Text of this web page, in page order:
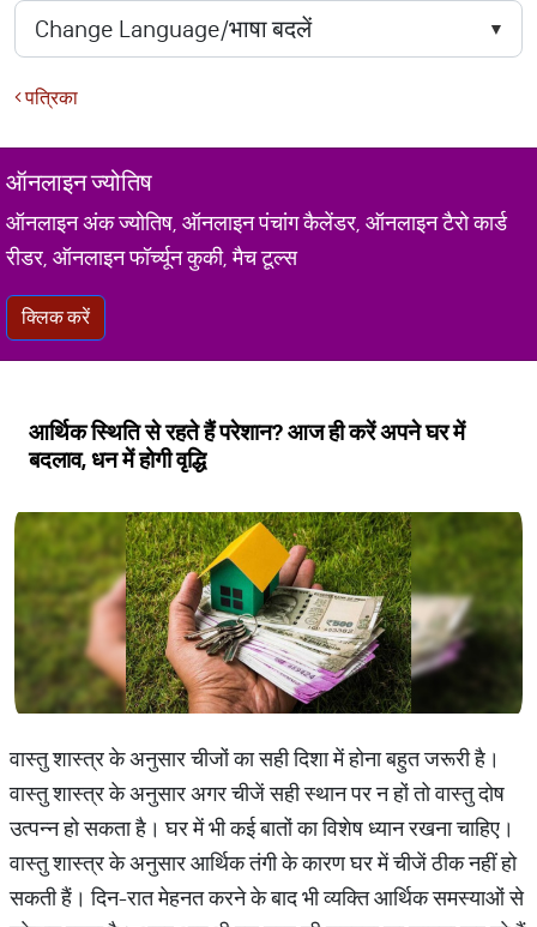
पत्रिका
ऑनलाइन ज्योतिष
ऑनलाइन अंक ज्योतिष, ऑनलाइन पंचांग कैलेंडर, ऑनलाइन टैरो कार्ड
रीडर, ऑनलाइन फॉर्च्यून कुकी, मैच टूल्स
क्लिक करें
आर्थिक स्थिति से रहते हैं परेशान? आज ही करें अपने घर में
बदलाव, धन में होगी वृद्धि
वास्तु शास्त्र के अनुसार चीजों का सही दिशा में होना बहुत जरूरी है।
वास्तु शास्त्र के अनुसार अगर चीजें सही स्थान पर न हों तो वास्तु दोष
उत्पन्न हो सकता है। घर में भी कई बातों का विशेष ध्यान रखना चाहिए।
वास्तु शास्त्र के अनुसार आर्थिक तंगी के कारण घर में चीजें ठीक नहीं हो
सकती हैं। दिन-रात मेहनत करने के बाद भी व्यक्ति आर्थिक समस्याओं से